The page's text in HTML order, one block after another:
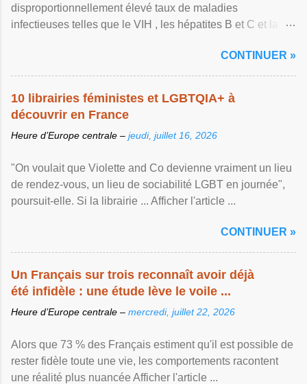
disproportionnellement élevé taux de maladies
infectieuses telles que le VIH , les hépatites B et C et la ...
CONTINUER »
10 librairies féministes et LGBTQIA+ à
découvrir en France
Heure d’Europe centrale – jeudi, juillet 16, 2026
"On voulait que Violette and Co devienne vraiment un lieu
de rendez-vous, un lieu de sociabilité LGBT en journée",
poursuit-elle. Si la librairie ... Afficher l'article ...
CONTINUER »
Un Français sur trois reconnaît avoir déjà
été infidèle : une étude lève le voile ...
Heure d’Europe centrale – mercredi, juillet 22, 2026
Alors que 73 % des Français estiment qu'il est possible de
rester fidèle toute une vie, les comportements racontent
une réalité plus nuancée Afficher l'article ...